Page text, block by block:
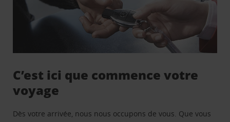
C’est ici que commence votre
voyage
Dès votre arrivée, nous nous occupons de vous. Que vous